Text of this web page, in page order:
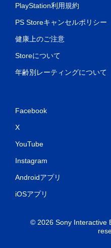
PlayStation利用規約
PS Storeキャンセルポリシー
健康上のご注意
Storeについて
年齢別レーティングについて
Facebook
X
YouTube
Instagram
Androidアプリ
iOSアプリ
© 2026 Sony Interactive